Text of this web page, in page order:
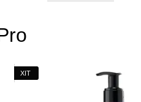
ХІТ